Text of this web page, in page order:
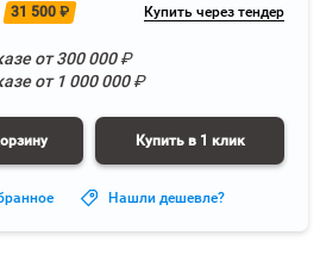
31 500 ₽ Купить через тендер
от300 000₽
от 1 000 000₽
Купить в 1 клик
Нашли дешевле?